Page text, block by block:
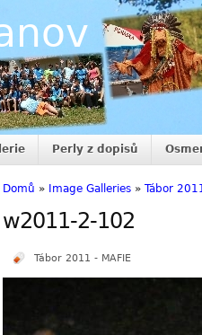
Perly z dopisů
Domů » Image Galleries » Tábor
w2011-2-102
Tábor 2011 - MAFIE